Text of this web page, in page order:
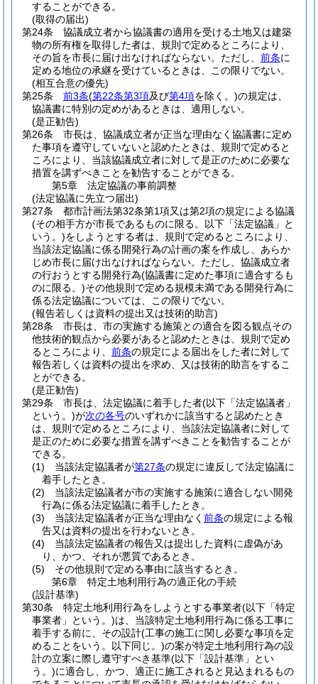
することができる。
(取得の届出)
第24条
協議成立者から協議書の適用を受ける土地又は建築
物の所有権を取得した者は、規則で定めるところにより、
その旨を市長に届け出なければならない。 ただし、 前条に
定める地位の承継を受けているときは、この限りでない。
(相互合意の優先)
第25条
前3条(第22条第3項及び第4項を除く。)の規定は、
協議書に特別の定めがあるときは、適用しない。
(是正勧告)
第26条
市長は、協議成立者が正当な理由なく協議書に定め
た事項を遵守していないと認めたときは、規則で定めると
ころにより、当該協議成立者に対して是正のために必要な
措置を講ずべきことを勧告することができる。
第5章
法定協議の事前調整
(法定協議に先立つ届出)
第27条
都市計画法第32条第1項又は第2項の規定による協議
(その相手方が市長であるものに限る。以下「法定協議」と
いう。)をしようとする者は、規則で定めるところにより、
当該法定協議に係る開発行為の計画の案を作成し、あらか
じめ市長に届け出なければならない。 ただし、協議成立者
の行おうとする開発行為(協議書に定めた事項に適合するも
のに限る。)その他規則で定める規模未満である開発行為に
係る法定協議については、この限りでない。
(報告若しくは資料の提出又は技術的助言)
第28条
市長は、市の実施する施策との適合を図る観点その
他技術的観点から必要があると認めたときは、規則で定め
るところにより、 前条の規定による届出をした者に対して
報告若しくは資料の提出を求め、又は技術的助言をするこ
とができる。
(是正勧告)
第29条
市長は、法定協議に着手した者(以下「法定協議者」
という。)が次の各号のいずれかに該当すると認めたとき
は、規則で定めるところにより、当該法定協議者に対して
是正のために必要な措置を講ずべきことを勧告することが
できる。
(1)
当該法定協議者が第27条の規定に違反して法定協議に
着手したとき。
(2)
当該法定協議者が市の実施する施策に適合しない開発
行為に係る法定協議に着手したとき。
(3)
当該法定協議者が正当な理由なく 前条の規定による報
告又は資料の提出を行わないとき。
(4)
当該法定協議者の報告又は提出した資料に虚偽があ
り、かつ、それが悪質であるとき。
(5)
その他規則で定める事由に該当するとき。
第6章
特定土地利用行為の適正化の手続
(設計基準)
第30条
特定土地利用行為をしようとする事業者(以下「特定
事業者」という。)は、当該特定土地利用行為に係る工事に
着手する前に、その設計(工事の施工に関し必要な事項を定
めることをいう。以下同じ。)の案が特定土地利用行為の設
計の立案に際し遵守すべき基準(以下「設計基準」とい
う。)に適合し、かつ、適正に施工されると見込まれるもの